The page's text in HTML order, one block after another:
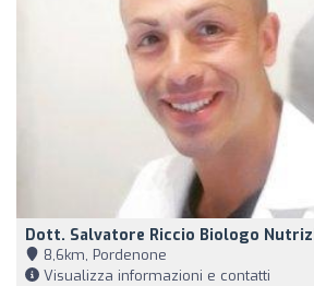
Dott. Salvatore Riccio Biologo
8,6km, Pordenone
Visualizza informazioni e contatti